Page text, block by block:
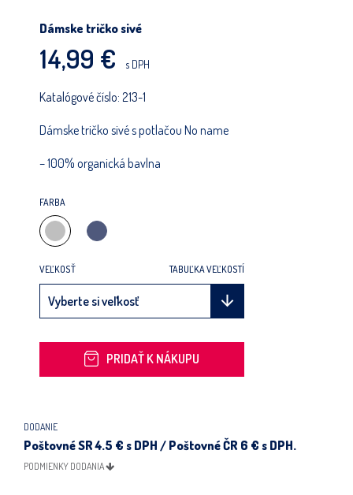
Dámske tričko sivé
14,99 € s DPH
Katalógové číslo: 213-1
Dámske tričko sivé s potlačou No name
– 100% organická bavlna
FARBA
VEĽKOSŤ TABUĽKA VEĽKOSTÍ
PRIDAŤ K NÁKUPU
DODANIE
Poštovné SR 4.5 € s DPH / Poštovné ČR 6 € s DPH.
PODMIENKY DODANIA